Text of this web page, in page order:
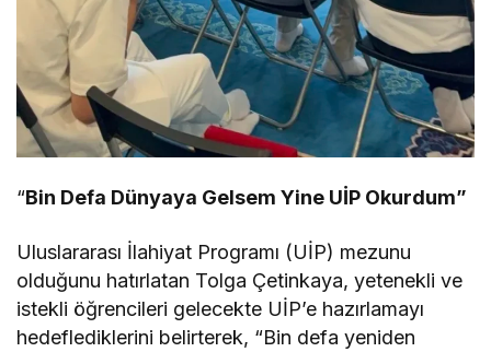
“Bin Defa Dünyaya Gelsem Yine UİP Okurdum”
Uluslararası İlahiyat Programı (UİP) mezunu
olduğunu hatırlatan Tolga Çetinkaya, yetenekli ve
istekli öğrencileri gelecekte UİP’e hazırlamayı
hedeflediklerini belirterek, “Bin defa yeniden